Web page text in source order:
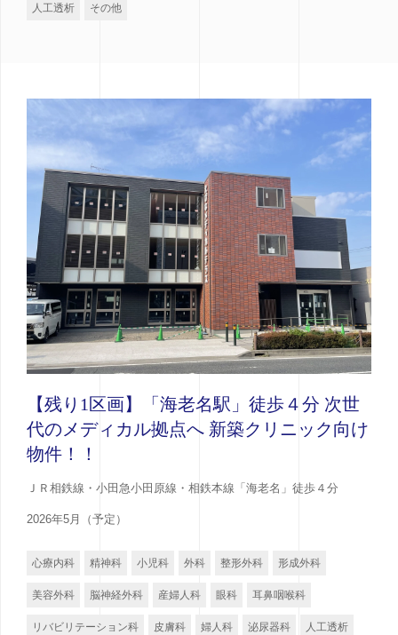
人工透析 その他
【残り1区画】「海老名駅」徒歩４分 次世
代のメディカル拠点へ 新築クリニック向け
物件！！
ＪＲ相鉄線・小田急小田原線・相鉄本線「海老名」徒歩４分
2026年5月（予定）
心療内科 精神科 小児科 外科 整形外科 形成外科
美容外科 脳神経外科 産婦人科 眼科 耳鼻咽喉科
リバビリテーション科 皮膚科 婦人科 泌尿器科 人工透析